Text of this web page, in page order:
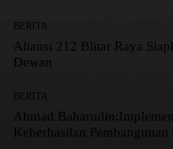
BERITA
Aliansi 212 Blitar Raya
Dewan
BERITA
Ahmad
Keberhasilan